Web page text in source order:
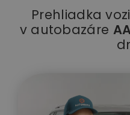
Prehliadka
v autobazáre